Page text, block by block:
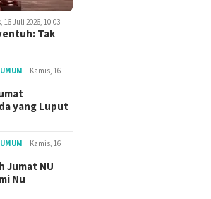
16 Juli 2026, 10:03
Tak
Kamis, 16
yang Luput
Kamis, 16
Jumat NU
Nu